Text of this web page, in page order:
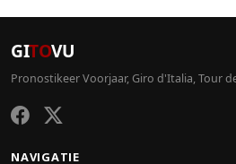
GITOVU
Pronostikeer Voorjaar, Giro d'Italia, Tour
NAVIGATIE